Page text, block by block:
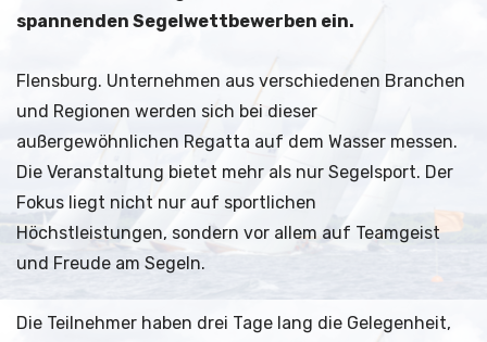
spannenden Segelwettbewerben ein.
Flensburg. Unternehmen aus verschiedenen Branchen
und Regionen werden sich bei dieser
außergewöhnlichen Regatta auf dem Wasser messen.
Die Veranstaltung bietet mehr als nur Segelsport. Der
Fokus liegt nicht nur auf sportlichen
Höchstleistungen, sondern vor allem auf Teamgeist
und Freude am Segeln.
Die Teilnehmer haben drei Tage lang die Gelegenheit,